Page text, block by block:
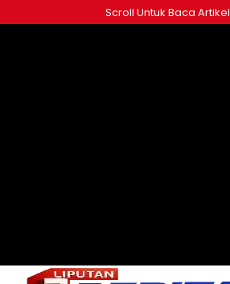
ke
Scroll Untuk Baca Artikel